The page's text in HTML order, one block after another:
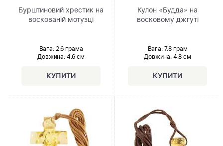
Бурштиновий хрестик на
воскованій мотузці
Вага: 2.6 грама
Довжина:4.6 см
Кулон «Будда» на
восковому джгуті
Вага: 7.8 грам
Довжина:4.8 см